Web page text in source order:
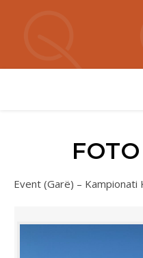
Event (Garë) –